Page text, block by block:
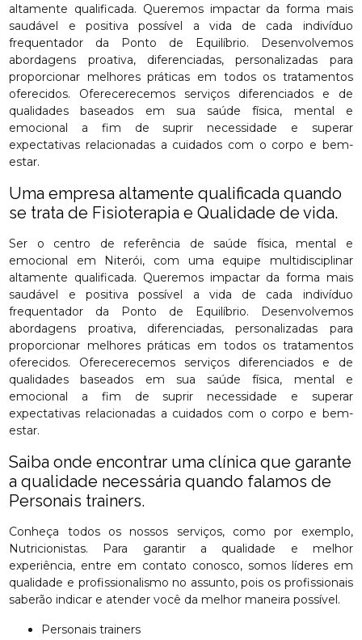
altamente qualificada. Queremos impactar da forma mais
saudável e positiva possível a vida de cada indivíduo
frequentador da Ponto de Equilíbrio. Desenvolvemos
abordagens proativa, diferenciadas, personalizadas para
proporcionar melhores práticas em todos os tratamentos
oferecidos. Oferecerecemos serviços diferenciados e de
qualidades baseados em sua saúde física, mental e
emocional a fim de suprir necessidade e superar
expectativas relacionadas a cuidados com o corpo e bem-
estar.
Uma empresa altamente qualificada quando
se trata de Fisioterapia e Qualidade de vida.
Ser o centro de referência de saúde física, mental e
emocional em Niterói, com uma equipe multidisciplinar
altamente qualificada. Queremos impactar da forma mais
saudável e positiva possível a vida de cada indivíduo
frequentador da Ponto de Equilíbrio. Desenvolvemos
abordagens proativa, diferenciadas, personalizadas para
proporcionar melhores práticas em todos os tratamentos
oferecidos. Oferecerecemos serviços diferenciados e de
qualidades baseados em sua saúde física, mental e
emocional a fim de suprir necessidade e superar
expectativas relacionadas a cuidados com o corpo e bem-
estar.
Saiba onde encontrar uma clínica que garante
a qualidade necessária quando falamos de
Personais trainers.
Conheça todos os nossos serviços, como por exemplo,
Nutricionistas. Para garantir a qualidade e melhor
experiência, entre em contato conosco, somos líderes em
qualidade e profissionalismo no assunto, pois os profissionais
saberão indicar e atender você da melhor maneira possível.
Personais trainers